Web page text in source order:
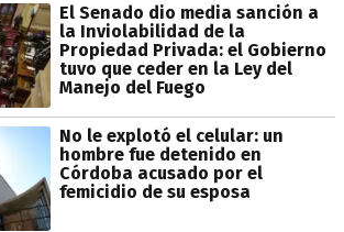
El Senado dio media sanción a
la Inviolabilidad de la
Propiedad Privada: el Gobierno
tuvo que ceder en la Ley del
Manejo del Fuego
No le explotó el celular: un
hombre fue detenido en
Córdoba acusado por el
femicidio de su esposa